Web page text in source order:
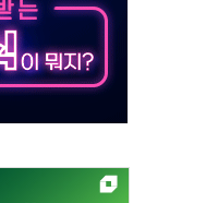
되길"
"